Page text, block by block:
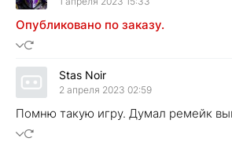
Опубликовано по заказу.
Stas Noir
2 апреля 2023 02:59
Помню такую игру. Думал ремейк